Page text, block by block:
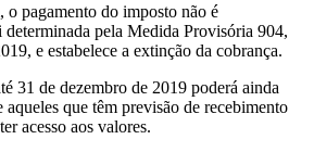
pagamento do imposto não é
pela Medida Provisória 904,
e estabelece a extinção da cobrança.
31 de dezembro de 2019 poderá ainda
que têm previsão de recebimento
acesso aos valores.